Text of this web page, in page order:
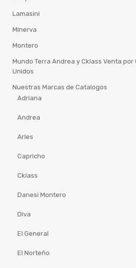
Lamasini
Minerva
Montero
Mundo Terra Andrea y Cklass Venta
Unidos
Nuestras Marcas de Catalogos
Adriana
Andrea
Arles
Capricho
Cklass
Danesi Montero
Diva
El General
El Norteño